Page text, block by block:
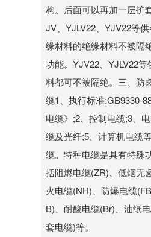
构。后面可以再加一层护
JV、YJLV22、YJV22等
缘材料的绝缘材料不被隔
功能。YJV22、YJLV22
料都可不被隔绝。三、防
缆1、执行标准:GB9330-
电缆》;2、控制电缆;3、
缆及光纤;5、计算机电缆
缆。特种电缆是具有特殊
括阻燃电缆(ZR)、低烟无
火电缆(NH)、防爆电缆
B)、耐酸电缆(Br)、油纸
套电缆)等。